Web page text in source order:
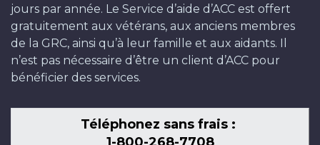
jours par année. Le Service d’aide d’ACC est offert
gratuitement aux vétérans, aux anciens membres
de la GRC, ainsi qu’à leur famille et aux aidants. Il
n’est pas nécessaire d’être un client d’ACC pour
bénéficier des services.
Téléphonez sans frais :